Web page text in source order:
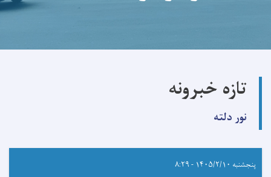
تازه خبرونه
نور دلته
پنجشنبه ۱۴۰۵/۲/۱۰ - ۸:۲۹